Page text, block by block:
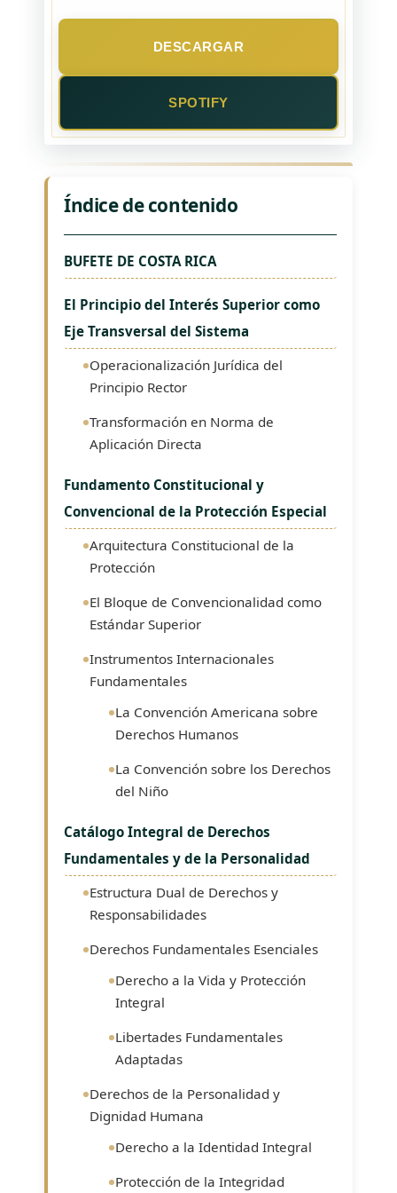
DESCARGAR
SPOTIFY
Índice de contenido
BUFETE DE COSTA RICA
El Principio del Interés Superior como
Eje Transversal del Sistema
Operacionalización Jurídica del
Principio Rector
Transformación en Norma de
Aplicación Directa
Fundamento Constitucional y
Convencional de la Protección Especial
Arquitectura Constitucional de la
Protección
El Bloque de Convencionalidad como
Estándar Superior
Instrumentos Internacionales
Fundamentales
La Convención Americana sobre
Derechos Humanos
La Convención sobre los Derechos
del Niño
Catálogo Integral de Derechos
Fundamentales y de la Personalidad
Estructura Dual de Derechos y
Responsabilidades
Derechos Fundamentales Esenciales
Derecho a la Vida y Protección
Integral
Libertades Fundamentales
Adaptadas
Derechos de la Personalidad y
Dignidad Humana
Derecho a la Identidad Integral
Protección de la Integridad